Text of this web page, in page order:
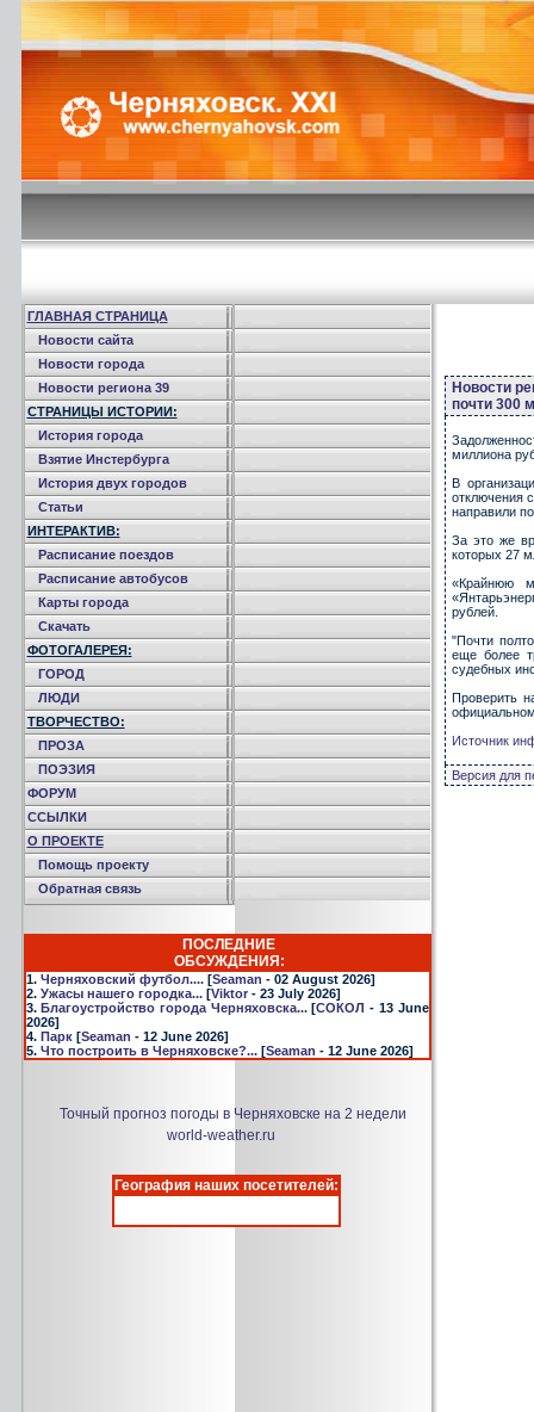
ГЛАВНАЯ СТРАНИЦА
Новости сайта
Новости города
Новости региона 39
СТРАНИЦЫ ИСТОРИИ:
История города
Взятие Инстербурга
История двух городов
Статьи
ИНТЕРАКТИВ:
Расписание поездов
Расписание автобусов
Карты города
Скачать
ФОТОГАЛЕРЕЯ:
ГОРОД
ЛЮДИ
ТВОРЧЕСТВО:
ПРОЗА
ПОЭЗИЯ
ФОРУМ
ССЫЛКИ
О ПРОЕКТЕ
Помощь проекту
Обратная связь
ПОСЛЕДНИЕ
ОБСУЖДЕНИЯ:
1. Черняховский футбол....[Seaman - 02 August 2026]
2. Ужасы нашего городка...[Viktor- 23 July 2026]
3.Благоустройство города Черняховска...[СОКОЛ - 13 June
2026]
4. Парк[Seaman - 12 June 2026]
5. Что построить в Черняховске?...[Seaman - 12 June 2026]
Точный прогноз погоды в Черняховске на 2 недели
world-weather.ru
География наших посетителей:
Новости
почти 300
миллиона
В
отключения
направили
За это же
которых 27
«Крайнюю
рублей.
"Почти
еще более
судебных
Проверить
Источник
Версия для